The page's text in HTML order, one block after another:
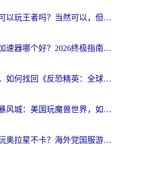
身在国外可以玩王者吗？当然可以，但你需要这份“加速”指南
海外游戏加速器哪个好？2026终极指南帮你畅玩国服+解决卡顿难题
身在海外，如何找回《反恐精英：全球攻势》国服的丝滑手感？一份给你的终极指南
从纽约到暴风城：美国玩魔兽世界，如何找到你的最佳网络航线
日本怎么玩奥拉星不卡？海外党国服游戏加速器选择全攻略